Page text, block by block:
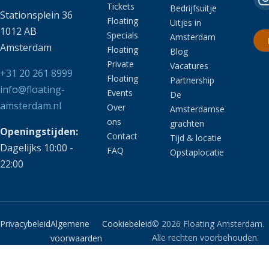
Stationsplein 36
1012 AB
Amsterdam
+31 20 261 8999
info@floating-
amsterdam.nl
Openingstijden:
Dagelijks 10:00 -
22:00
Tickets
Floating
Specials
Floating
Private
Floating
Events
Over
ons
Contact
FAQ
Bedrijfsuitje
Uitjes in
Amsterdam
Blog
Vacatures
Partnership
De
Amsterdamse
grachten
Tijd & locatie
Opstaplocatie
PrivacybeleidAlgemene
voorwaarden
Cookiebeleid© 2026 Floating Amsterdam.
Alle rechten voorbehouden.